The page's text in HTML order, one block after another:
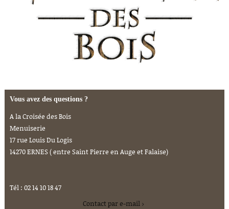
Vous avez des questions ?
A la Croisée des Bois
Menuiserie
17 rue Louis Du Logis
14270 ERNES ( entre Saint Pierre en Auge et Falaise)
Tél : 02 14 10 18 47
Contact par e-mail